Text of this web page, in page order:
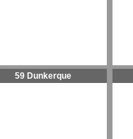
59 Dunkerque